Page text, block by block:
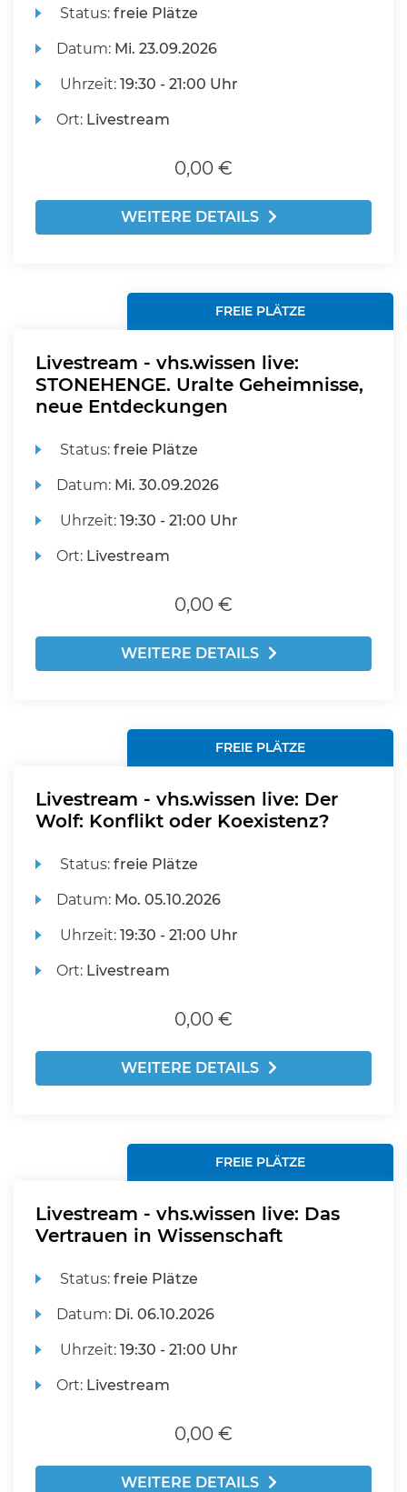
Status:freie Plätze
Datum: Mi. 23.09.2026
Uhrzeit:19:30 - 21:00 Uhr
Ort: Livestream
0,00 €
WEITERE DETAILS
FREIE PLÄTZE
Livestream - vhs.wissen live:
STONEHENGE. Uralte Geheimnisse,
neue Entdeckungen
Status:freie Plätze
Datum: Mi. 30.09.2026
Uhrzeit:19:30 - 21:00 Uhr
Ort: Livestream
0,00 €
WEITERE DETAILS
FREIE PLÄTZE
Livestream - vhs.wissen live: Der
Wolf: Konflikt oder Koexistenz?
Status:freie Plätze
Datum: Mo. 05.10.2026
Uhrzeit:19:30 - 21:00 Uhr
Ort: Livestream
0,00 €
WEITERE DETAILS
FREIE PLÄTZE
Livestream - vhs.wissen live: Das
Vertrauen in Wissenschaft
Status:freie Plätze
Datum: Di. 06.10.2026
Uhrzeit:19:30 - 21:00 Uhr
Ort: Livestream
0,00 €
WEITERE DETAILS